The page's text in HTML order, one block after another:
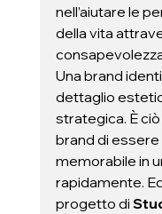
nell’aiutare le
della vita
Una brand
dettaglio
strategica. È
brand di
memorabile in
rapidamente.
progetto di